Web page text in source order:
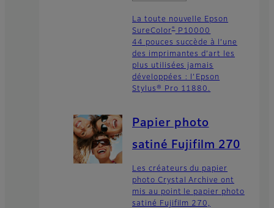
La toute nouvelle Epson
SureColor® P10000
44 pouces succède à l’une
des imprimantes d’art les
plus utilisées jamais
développées : l’Epson
Stylus® Pro 11880.
Papier photo
satiné Fujifilm 270
Les créateurs du papier
photo Crystal Archive ont
mis au point le papier photo
satiné Fujifilm 270,